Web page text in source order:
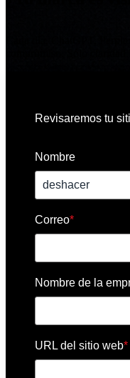
Cada día, ChatGPT,
Revisaremos tu
Nombre
Correo*
Nombre de la
URL del sitio web*